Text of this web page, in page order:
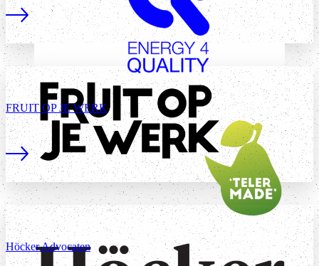
Lees meer
FRUIT OP JE WERK
Lees meer
Höcker Advocaten